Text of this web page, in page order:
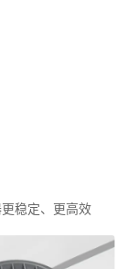
稳定、更高效